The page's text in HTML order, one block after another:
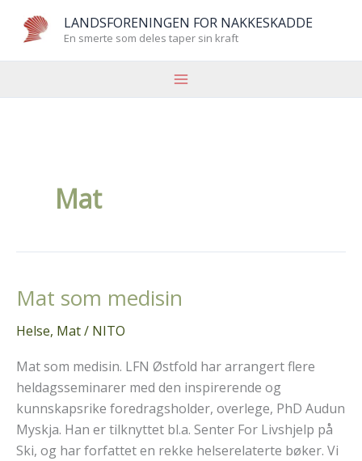
LANDSFORENINGEN FOR NAKKESKADDE
En smerte som deles taper sin kraft
Mat
Mat som medisin
Helse, Mat/ NITO
Mat som medisin. LFN Østfold har arrangert flere
heldagsseminarer med den inspirerende og
kunnskapsrike foredragsholder, overlege, PhD Audun
Myskja. Han er tilknyttet bl.a. Senter For Livshjelp på
Ski, og har forfattet en rekke helserelaterte bøker. Vi